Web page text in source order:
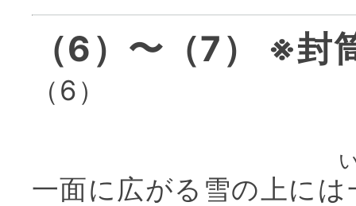
（6）〜（7） ※
（6）
一面に広がる雪の上には